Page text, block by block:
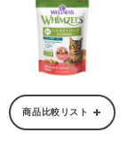
商品比較リスト